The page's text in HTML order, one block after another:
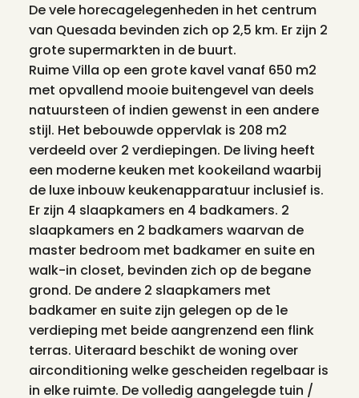
De vele horecagelegenheden in het centrum
van Quesada bevinden zich op 2,5 km. Er zijn 2
grote supermarkten in de buurt.
Ruime Villa op een grote kavel vanaf 650 m2
met opvallend mooie buitengevel van deels
natuursteen of indien gewenst in een andere
stijl. Het bebouwde oppervlak is 208 m2
verdeeld over 2 verdiepingen. De living heeft
een moderne keuken met kookeiland waarbij
de luxe inbouw keukenapparatuur inclusief is.
Er zijn 4 slaapkamers en 4 badkamers. 2
slaapkamers en 2 badkamers waarvan de
master bedroom met badkamer en suite en
walk-in closet, bevinden zich op de begane
grond. De andere 2 slaapkamers met
badkamer en suite zijn gelegen op de 1e
verdieping met beide aangrenzend een flink
terras. Uiteraard beschikt de woning over
airconditioning welke gescheiden regelbaar is
in elke ruimte. De volledig aangelegde tuin /